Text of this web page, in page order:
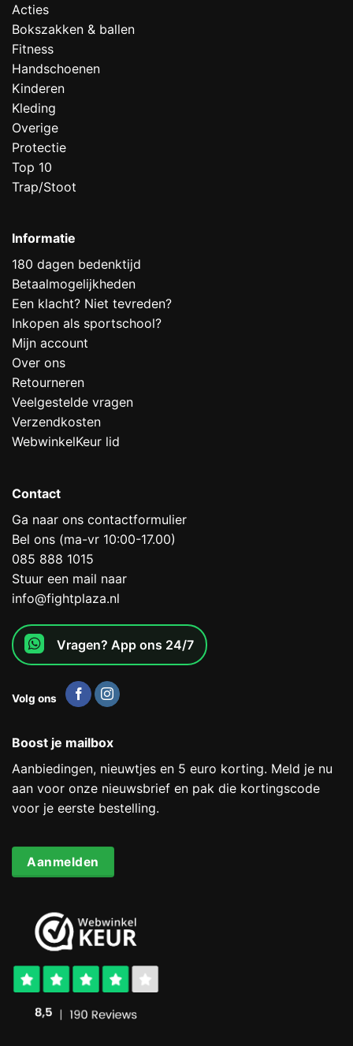
Acties
Bokszakken & ballen
Fitness
Handschoenen
Kinderen
Kleding
Overige
Protectie
Top 10
Trap/Stoot
Informatie
180 dagen bedenktijd
Betaalmogelijkheden
Een klacht? Niet tevreden?
Inkopen als sportschool?
Mijn account
Over ons
Retourneren
Veelgestelde vragen
Verzendkosten
WebwinkelKeur lid
Contact
Ga naar ons contactformulier
Bel ons (ma-vr 10:00-17.00)
085 888 1015
Stuur een mail naar
info@fightplaza.nl
Vragen? App ons 24/7
Volg ons
Boost je mailbox
Aanbiedingen, nieuwtjes en 5 euro korting. Meld je nu
aan voor onze nieuwsbrief en pak die kortingscode
voor je eerste bestelling.
Aanmelden